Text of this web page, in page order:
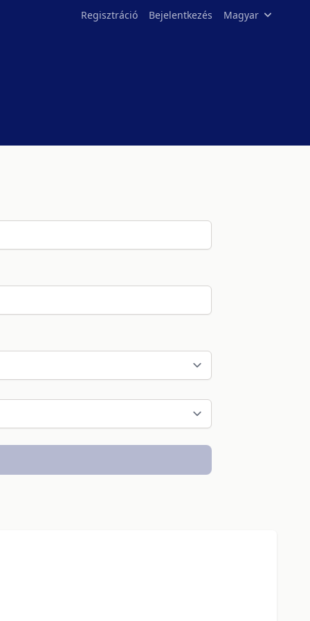
Regisztráció Bejelentkezés Magyar